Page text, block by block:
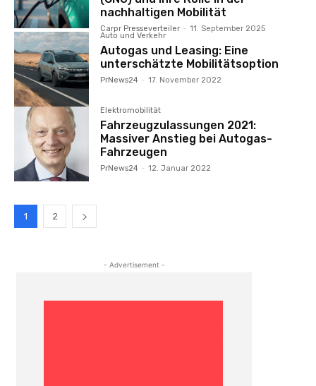
nachhaltigen Mobilität
Carpr Presseverteiler - 11. September 2025
Auto und Verkehr
Autogas und Leasing: Eine
unterschätzte Mobilitätsoption
PrNews24 - 17. November 2022
Elektromobilität
Fahrzeugzulassungen 2021:
Massiver Anstieg bei Autogas-
Fahrzeugen
PrNews24 - 12. Januar 2022
1 2
- Advertisement -